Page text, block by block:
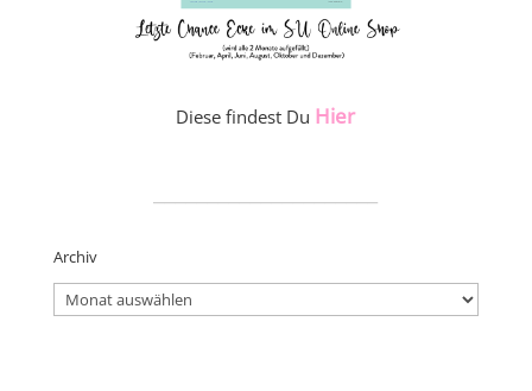
Diese findest Du Hier
Archiv
Archiv